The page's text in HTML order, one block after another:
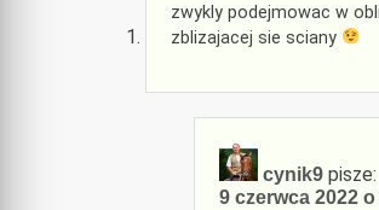
zwykly podejmowac w
zblizajacej sie sciany
cynik9 pisze:
9 czerwca 2022 o